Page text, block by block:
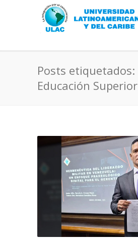
Posts etiquetados:
Educación Superior